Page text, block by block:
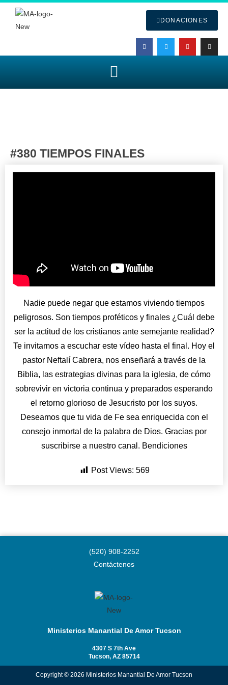
DONACIONES
#380 TIEMPOS FINALES
Nadie puede negar que estamos viviendo tiempos
peligrosos. Son tiempos proféticos y finales ¿Cuál debe
ser la actitud de los cristianos ante semejante realidad?
Te invitamos a escuchar este vídeo hasta el final. Hoy el
pastor Neftalí Cabrera, nos enseñará a través de la
Biblia, las estrategias divinas para la iglesia, de cómo
sobrevivir en victoria continua y preparados esperando
el retorno glorioso de Jesucristo por los suyos.
Deseamos que tu vida de Fe sea enriquecida con el
consejo inmortal de la palabra de Dios. Gracias por
suscribirse a nuestro canal. Bendiciones
Post Views: 569
(520) 908-2252
Contáctenos
Ministerios Manantial De Amor Tucson
4307 S 7th Ave
Tucson, AZ 85714
Copyright © 2026 Ministerios Manantial De Amor Tucson